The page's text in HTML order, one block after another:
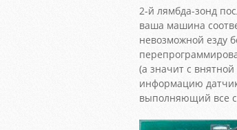
2-й лямбда-зонд
ваша машина
невозможной езду
(а значит с
информацию
выполняющий все